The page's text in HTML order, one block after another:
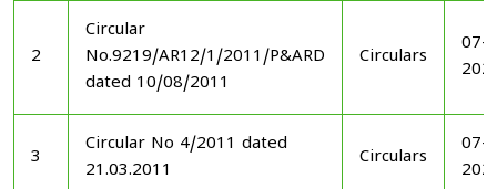
2
Circular
No.9219/AR12/1/2011/P&ARD
dated 10/08/2011
Circulars
07-
3
Circular No 4/2011 dated
21.03.2011
Circulars
07-